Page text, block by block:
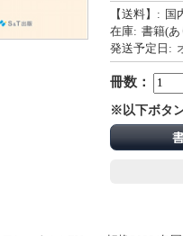
【送料】: 国
在庫: 書籍(あ
発送予定日:
冊数：
※以下ボタ